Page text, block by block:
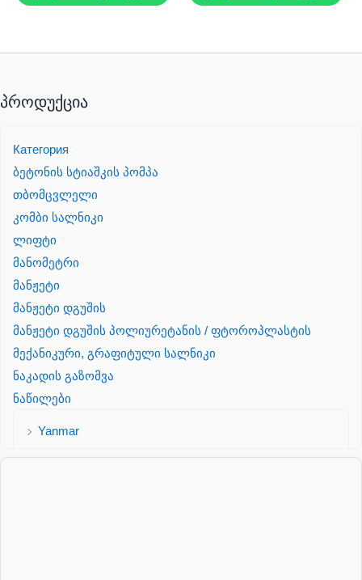
პროდუქცია
Категория
ბეტონის სტიაშკის პომპა
თბომცვლელი
კომბი სალნიკი
ლიფტი
მანომეტრი
მანჟეტი
მანჟეტი დგუშის
მანჟეტი დგუშის პოლიურეტანის / ფტოროპლასტის
მექანიკური, გრაფიტული სალნიკი
ნაკადის გაზომვა
ნაწილები
Yanmar